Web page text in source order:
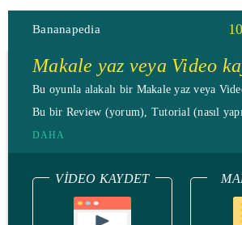
Bananapedia
Makale yaz veya Video
Bu oyunla alakalı bir Makale yaz veya
Bu bir Review (yorum), Tutorial (nasıl
DAHA
VIDEO KAYDET